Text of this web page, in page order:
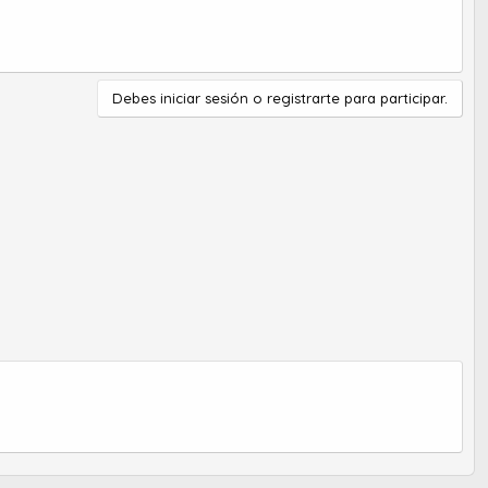
Debes iniciar sesión o registrarte para participar.